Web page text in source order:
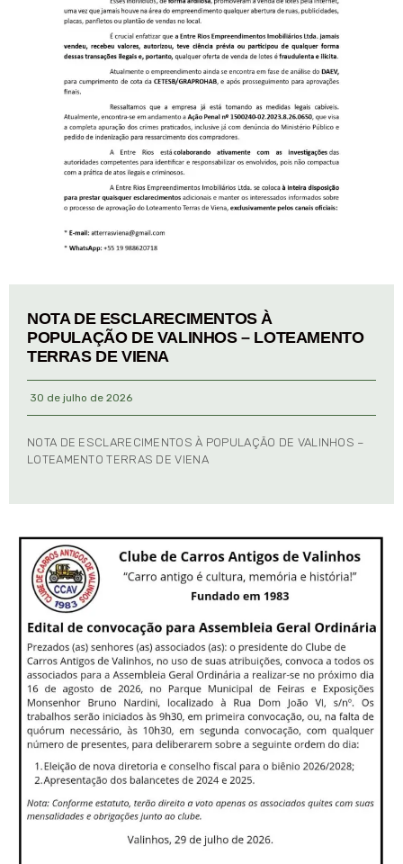
NOTA DE ESCLARECIMENTOS À
POPULAÇÃO DE VALINHOS – LOTEAMENTO
TERRAS DE VIENA
30 de julho de 2026
NOTA DE ESCLARECIMENTOS À POPULAÇÃO DE VALINHOS –
LOTEAMENTO TERRAS DE VIENA